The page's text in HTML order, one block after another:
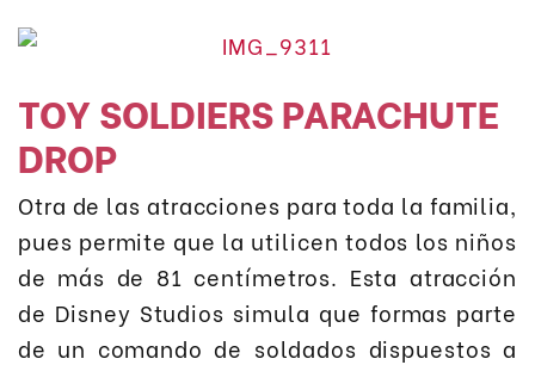
TOY SOLDIERS PARACHUTE
DROP
Otra de las atracciones para toda la familia,
pues permite que la utilicen todos los niños
de más de 81 centímetros. Esta atracción
de Disney Studios simula que formas parte
de un comando de soldados dispuestos a